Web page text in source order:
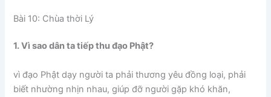
Bài 10: Chùa thời Lý
1. Vì sao dân ta tiếp thu đạo Phật?
vì đạo Phật dạy người ta phải thương yêu đồng loại, phải
biết nhường nhịn nhau, giúp đỡ người gặp khó khăn,